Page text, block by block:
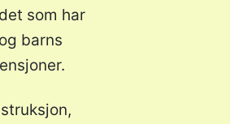
som har
barns